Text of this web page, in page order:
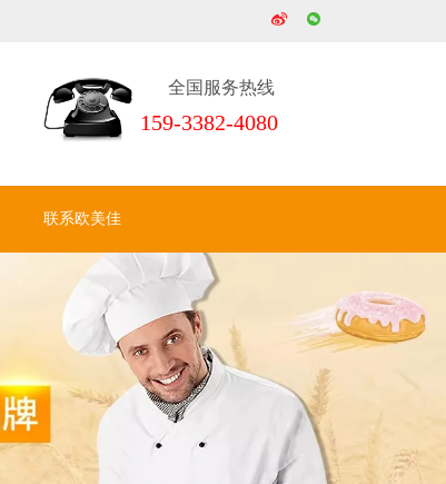
全国服务热线
159-3382-4080
联系欧美佳